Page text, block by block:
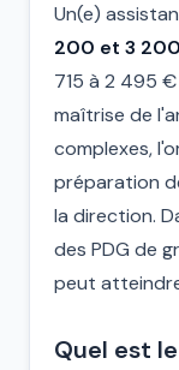
Un(e)
200 et 3
715 à 2 495
maîtrise de
complexes,
préparation
la direction.
des PDG de
peut
Quel est